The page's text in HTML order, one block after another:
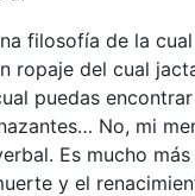
filosofía de la
ropaje del cual
puedas
No, mi
Es mucho
y el